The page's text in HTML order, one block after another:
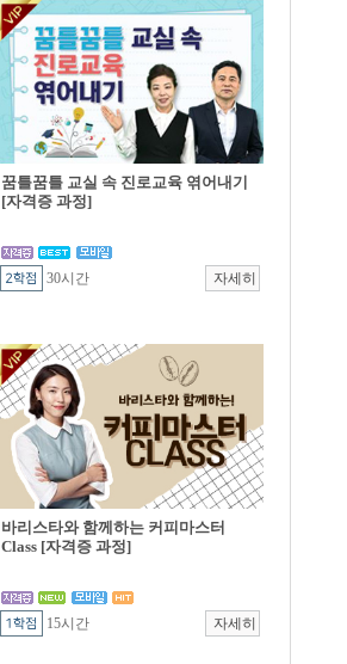
꿈틀꿈틀 교실 속 진로교육 엮어내기
[자격증 과정]
30시간
바리스타와 함께하는 커피마스터
Class [자격증 과정]
15시간